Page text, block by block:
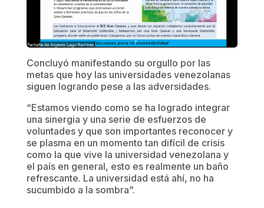
Concluyó manifestando su orgullo por las
metas que hoy las universidades venezolanas
siguen logrando pese a las adversidades.
“Estamos viendo como se ha logrado integrar
una sinergia y una serie de esfuerzos de
voluntades y que son importantes reconocer y
se plasma en un momento tan difícil de crisis
como la que vive la universidad venezolana y
el país en general, esto es realmente un baño
refrescante. La universidad está ahí, no ha
sucumbido a la sombra”.